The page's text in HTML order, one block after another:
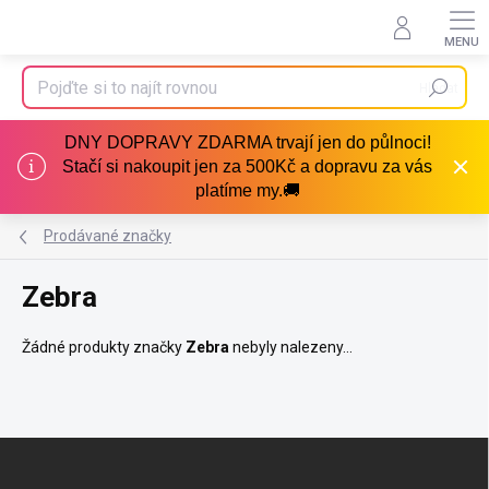
DNY DOPRAVY ZDARMA trvají jen do půlnoci!
Stačí si nakoupit jen za 500Kč a dopravu za vás
platíme my.🚚
Hledat
Prodávané značky
Zebra
Žádné produkty značky Zebra nebyly nalezeny...